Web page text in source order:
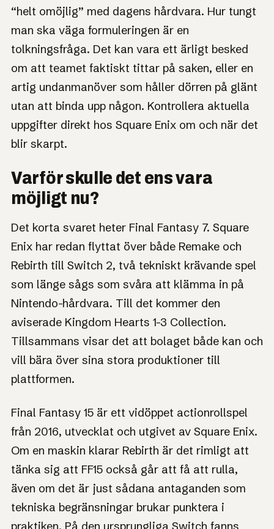
“helt omöjlig” med dagens hårdvara. Hur tungt
man ska väga formuleringen är en
tolkningsfråga. Det kan vara ett ärligt besked
om att teamet faktiskt tittar på saken, eller en
artig undanmanöver som håller dörren på glänt
utan att binda upp någon. Kontrollera aktuella
uppgifter direkt hos Square Enix om och när det
blir skarpt.
Varför skulle det ens vara
möjligt nu?
Det korta svaret heter Final Fantasy 7. Square
Enix har redan flyttat över både Remake och
Rebirth till Switch 2, två tekniskt krävande spel
som länge sågs som svåra att klämma in på
Nintendo-hårdvara. Till det kommer den
aviserade Kingdom Hearts 1-3 Collection.
Tillsammans visar det att bolaget både kan och
vill bära över sina stora produktioner till
plattformen.
Final Fantasy 15 är ett vidöppet actionrollspel
från 2016, utvecklat och utgivet av Square Enix.
Om en maskin klarar Rebirth är det rimligt att
tänka sig att FF15 också går att få att rulla,
även om det är just sådana antaganden som
tekniska begränsningar brukar punktera i